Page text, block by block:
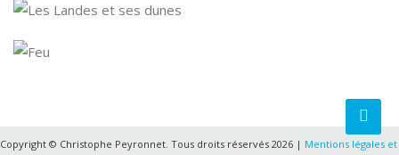
Copyright © Christophe Peyronnet. Tous droits réservés 2026 | Mentions légales